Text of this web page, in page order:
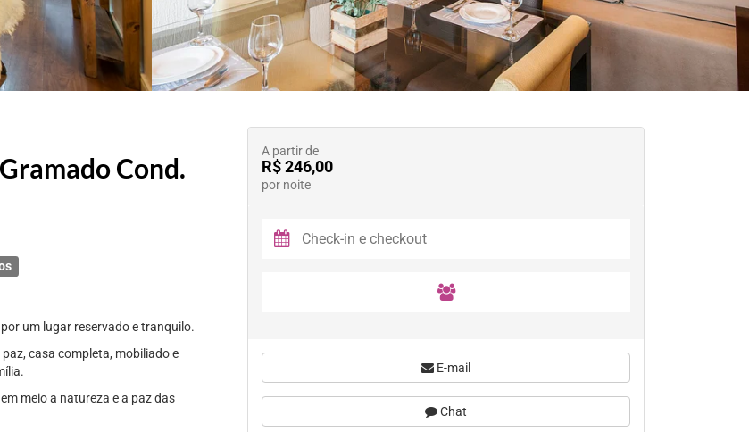
Cond.
um lugar reservado e tranquilo.
casa completa, mobiliado e
meio a natureza e a paz das
A partir de
R$ 246,00
por noite
E-mail
Chat